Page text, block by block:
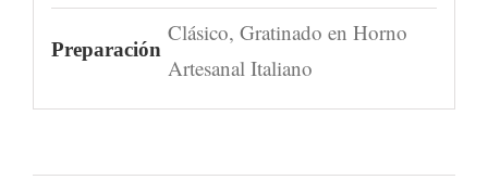
Preparación
Clásico, Gratinado en Horno
Artesanal Italiano